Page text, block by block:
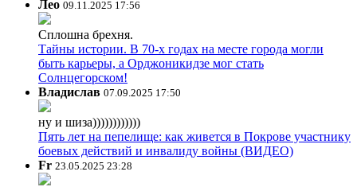
Лео 09.11.2025 17:56
Сплошна брехня.
Тайны истории. В 70-х годах на месте города могли
быть карьеры, а Орджоникидзе мог стать
Солнцегорском!
Владислав 07.09.2025 17:50
ну и шиза))))))))))))
Пять лет на пепелище: как живется в Покрове участнику
боевых действий и инвалиду войны (ВИДЕО)
Fr 23.05.2025 23:28